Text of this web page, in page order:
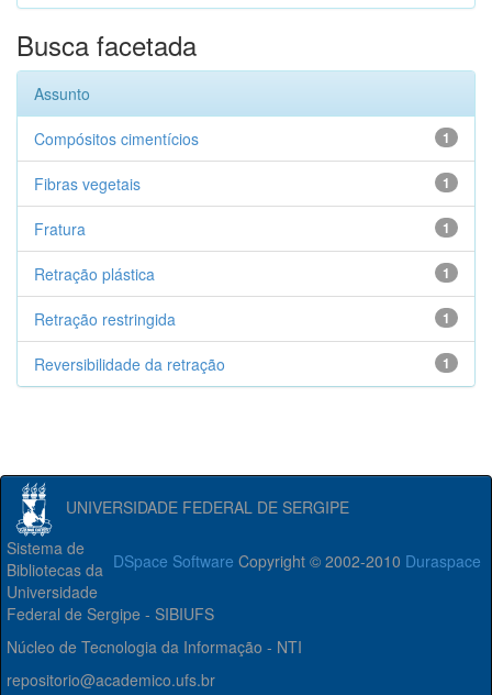
Busca facetada
Assunto
1
Compósitos cimentícios
1
Fibras vegetais
1
Fratura
1
Retração plástica
1
Retração restringida
1
Reversibilidade da retração
UNIVERSIDADE FEDERAL DE SERGIPE
DSpace Software Copyright © 2002-2010 Duraspace
Sistema de
Bibliotecas da
Universidade
Federal de Sergipe - SIBIUFS
Núcleo de Tecnologia da Informação - NTI
repositorio@academico.ufs.br